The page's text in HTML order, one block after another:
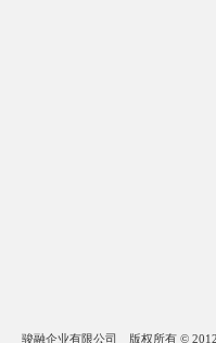
骏融企业有限公司 版权所有 © 2012